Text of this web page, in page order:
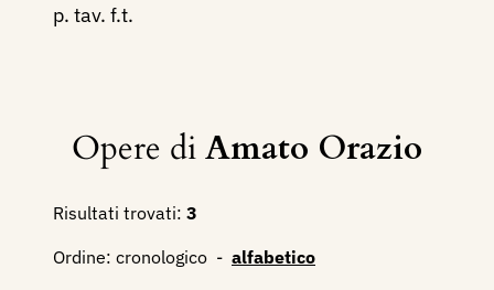
p. tav. f.t.
Opere diAmato Orazio
Risultati trovati: 3
Ordine: cronologico - alfabetico